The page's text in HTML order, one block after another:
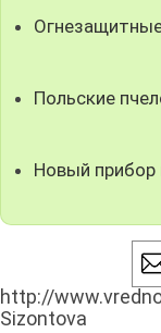
Польские
Новый
http://
Sizontova